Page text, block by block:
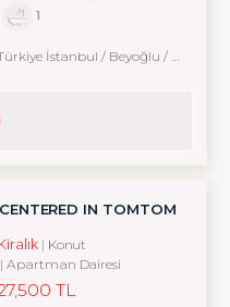
1
İstanbul / Beyoğlu / Cihangir
IN TOMTOM
Konut
Apartman Dairesi
TL